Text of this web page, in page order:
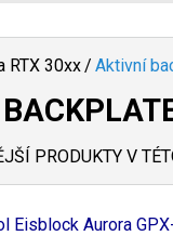
RTX 30xx/ Aktivní
PRODUKTY V
Eisblock Aurora